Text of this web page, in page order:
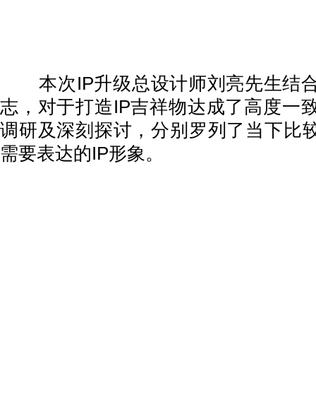
本次IP升级总设计师刘亮先生结
志，对于打造IP吉祥物达成了高度一
调研及深刻探讨，分别罗列了当下比
需要表达的IP形象。